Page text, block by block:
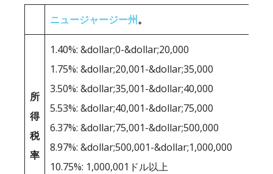
ニュージャージー州。
所
得
税
率
1.40%: &dollar;0-&dollar;20,000
1.75%: &dollar;20,001-&dollar;35,000
3.50%: &dollar;35,001-&dollar;40,000
5.53%: &dollar;40,001-&dollar;75,000
6.37%: &dollar;75,001-&dollar;500,000
8.97%: &dollar;500,001-&dollar;1,000,000
10.75%: 1,000,001ドル以上